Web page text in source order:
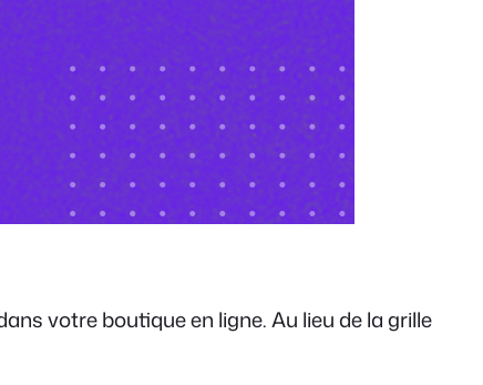
votre boutique en ligne. Au lieu de la grille